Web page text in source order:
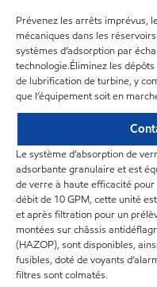
Prévenez les arrêts imprévus,
mécaniques dans les
systèmes d’adsorption par
technologie.Éliminez les
de lubrification de turbine, y
que l’équipement soit en
Le système d’absorption de
adsorbante granulaire et est
de verre à haute efficacité
débit de 10 GPM, cette unité
et après filtration pour un
montées sur châssis
(HAZOP), sont disponibles,
fusibles, doté de voyants
filtres sont colmatés.